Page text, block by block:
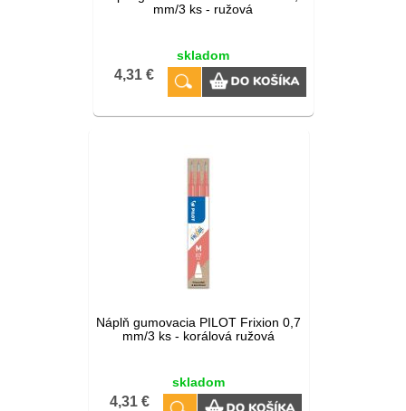
mm/3 ks - ružová
skladom
4,31 €
Náplň gumovacia PILOT Frixion 0,7
mm/3 ks - korálová ružová
skladom
4,31 €